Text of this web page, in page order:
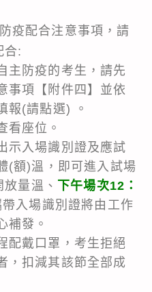
疫配合注意事項，請
合:
主防疫的考生，請先
事項【附件四】並依
報(請點選) 。
看座位。
示入場識別證及應試
(額)溫，即可進入試場
放量溫、 下午場次12：
入場識別證將由工作
補發。
配戴口罩，考生拒絕
，扣減其該節全部成